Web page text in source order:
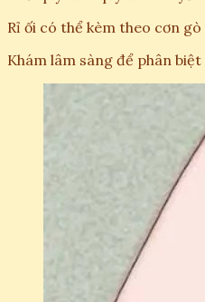
Rỉ ối có thể kèm theo cơn
Khám lâm sàng để phân biệt